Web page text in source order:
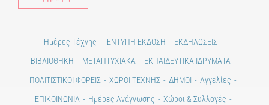
Ημέρες Τέχνης ΕΝΤΥΠΗ ΕΚΔΟΣΗ
ΕΚΔΗΛΩΣΕΙΣ
ΒΙΒΛΙΟΘΗΚΗ
ΜΕΤΑΠΤΥΧΙΑΚΑ
ΕΚΠΑΙΔΕΥΤΙΚΑ ΙΔΡΥΜΑΤΑ
ΠΟΛΙΤΙΣΤΙΚΟΙ ΦΟΡΕΙΣ
ΧΩΡΟΙ ΤΕΧΝΗΣ ΔΗΜΟΙ
Αγγελίες
ΕΠΙΚΟΙΝΩΝΙΑ
Ημέρες Ανάγνωσης
Χώροι & Συλλογές